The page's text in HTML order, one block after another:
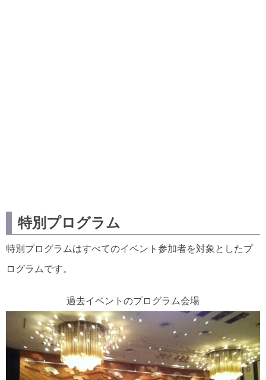
特別プログラム
特別プログラムはすべてのイベント参加者を対象としたプ
ログラムです。
過去イベントのプログラム会場